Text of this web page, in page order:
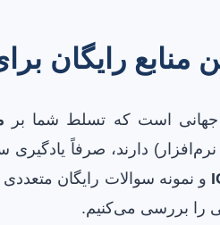
جهانی است که تسلط شما بر
دارند، صرفاً یادگیری
و نمونه سوالات رایگان
را بررسی می‌کنیم.